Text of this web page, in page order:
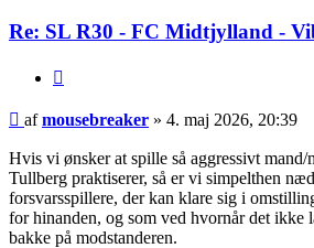
Re: SL R30 - FC Midtjylland -
Indlæg
afmousebreaker » 4. maj 2026, 20:39
Hvis vi ønsker at spille så aggressivt mand/
Tullberg praktiserer, så er vi simpelthen
forsvarsspillere, der kan klare sig i
for hinanden, og som ved hvornår det ikke
bakke på modstanderen.